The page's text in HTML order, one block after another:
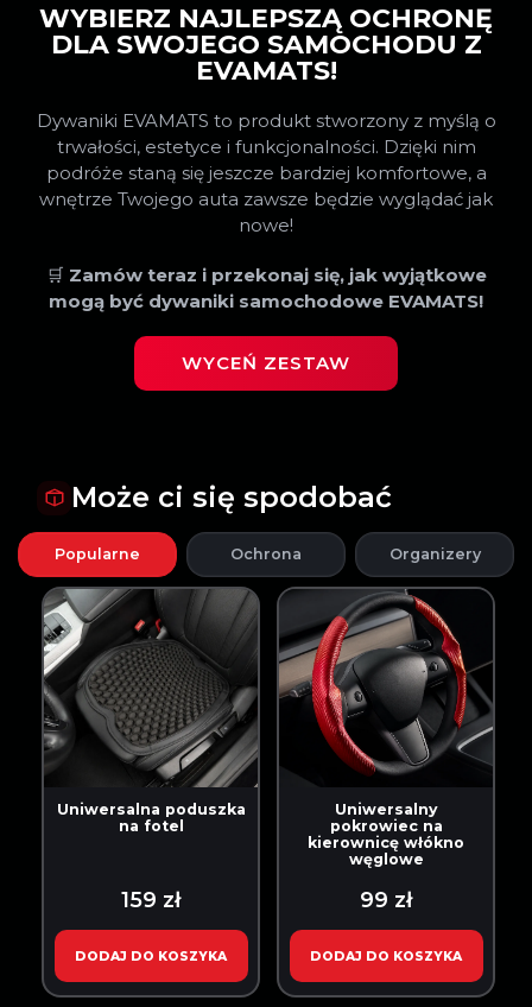
WYBIERZ NAJLEPSZĄ OCHRONĘ
DLA SWOJEGO SAMOCHODU Z
EVAMATS!
Dywaniki EVAMATS to produkt stworzony z myślą o
trwałości, estetyce i funkcjonalności. Dzięki nim
podróże staną się jeszcze bardziej komfortowe, a
wnętrze Twojego auta zawsze będzie wyglądać jak
nowe!
🛒 Zamów teraz i przekonaj się, jak wyjątkowe
mogą być dywaniki samochodowe EVAMATS!
WYCEŃ ZESTAW
Może ci się spodobać
Popularne Ochrona Organizery
Uniwersalna poduszka
na fotel
159 zł
DODAJ DO KOSZYKA
Uniwersalny
pokrowiec na
kierownicę włókno
węglowe
99 zł
DODAJ DO KOSZYKA